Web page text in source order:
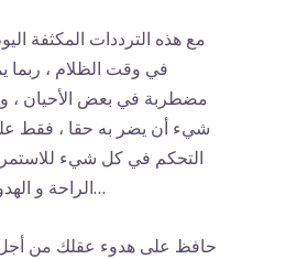
مع هذه الترددات المكثفة
في وقت الظلام ، ربما
مضطربة في بعض الأحيان ،
شيء أن يضر به حقا ، فقط
التحكم في كل شيء
الراحة و الهدوء ، فقط تنفس ، و اترك ما يثقلك دون مقاومة…
حافظ على هدوء عقلك من أجل